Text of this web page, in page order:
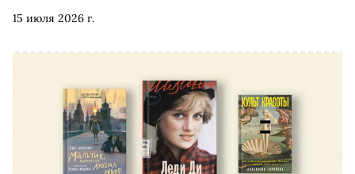
15 июля 2026 г.
Майота, который на этом альбоме почти становится
конечно)